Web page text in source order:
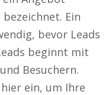
Ein
bevor Leads
beginnt mit
Besuchern.
ein, um Ihre